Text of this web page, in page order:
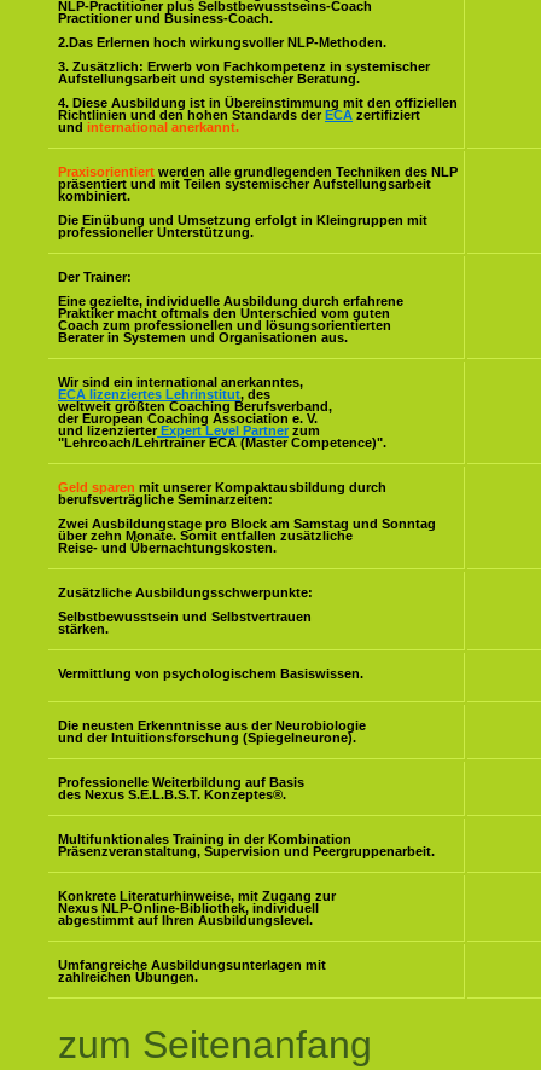
NLP-Practitioner plus Selbstbewusstseins-Coach
Practitioner und Business-Coach.
2.Das Erlernen hoch wirkungsvoller NLP-Methoden.
3. Zusätzlich: Erwerb von Fachkompetenz in systemischer
Aufstellungsarbeit und systemischer Beratung.
4. Diese Ausbildung ist in Übereinstimmung mit den offiziellen
Richtlinien und den hohen Standards der ECA zertifiziert
und international anerkannt.
Praxisorientiert werden alle grundlegenden Techniken des NLP
präsentiert und mit Teilen systemischer Aufstellungsarbeit
kombiniert.
Die Einübung und Umsetzung erfolgt in Kleingruppen mit
professioneller Unterstützung.
Der Trainer:
Eine gezielte, individuelle Ausbildung durch erfahrene
Praktiker macht oftmals den Unterschied vom guten
Coach zum professionellen und lösungsorientierten
Berater in Systemen und Organisationen aus.
Wir sind ein international anerkanntes,
ECA lizenziertes Lehrinstitut, des
weltweit größten Coaching Berufsverband,
der European Coaching Association e. V.
und lizenzierter Expert Level Partner zum
"Lehrcoach/Lehrtrainer ECA (Master Competence)".
Geld sparen mit unserer Kompaktausbildung durch
berufsverträgliche Seminarzeiten:
Zwei Ausbildungstage pro Block am Samstag und Sonntag
über zehn Monate. Somit entfallen zusätzliche
Reise- und Übernachtungskosten.
Zusätzliche Ausbildungsschwerpunkte:
Selbstbewusstsein und Selbstvertrauen
stärken.
Vermittlung von psychologischem Basiswissen.
Die neusten Erkenntnisse aus der Neurobiologie
und der Intuitionsforschung (Spiegelneurone).
Professionelle Weiterbildung auf Basis
des Nexus S.E.L.B.S.T. Konzeptes®.
Multifunktionales Training in der Kombination
Präsenzveranstaltung, Supervision und Peergruppenarbeit.
Konkrete Literaturhinweise, mit Zugang zur
Nexus NLP-Online-Bibliothek, individuell
abgestimmt auf Ihren Ausbildungslevel.
Umfangreiche Ausbildungsunterlagen mit
zahlreichen Übungen.
zum Seitenanfang